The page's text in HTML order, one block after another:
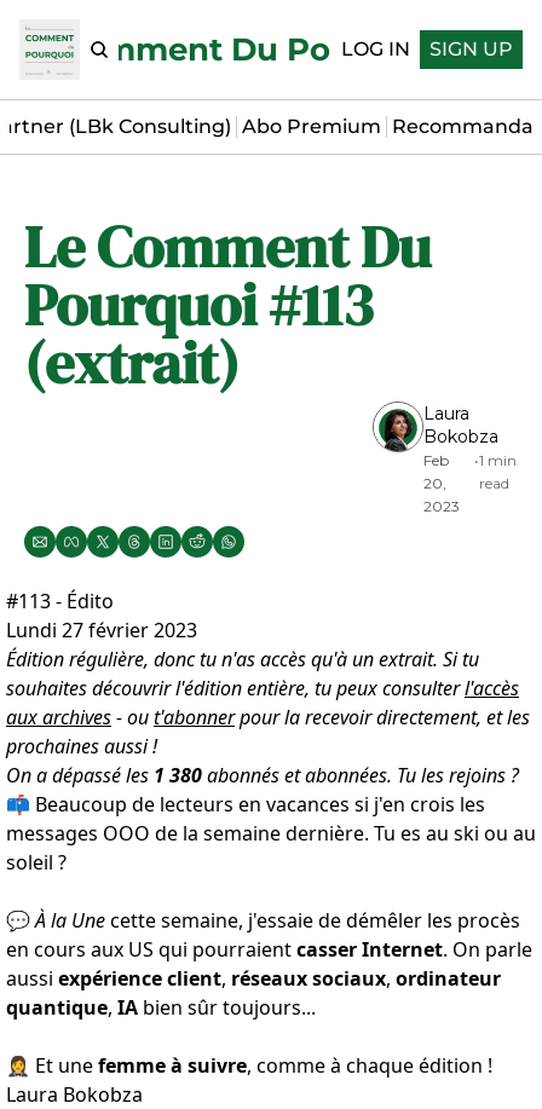
Le Comment Du Pourquoi
LOG IN SIGN UP
(LBk Consulting) Abo Premium
Le Comment Du
Pourquoi #113
(extrait)
Laura
Bokobza
Feb
20,
2023
•1 min
read
#113 - Édito
Lundi 27 février 2023
Édition régulière, donc tu n'as accès qu'à un extrait. Si tu
souhaites découvrir l'édition entière, tu peux consulterl'accès
aux archives- out'abonnerpour la recevoir directement, et les
prochaines aussi !
On a dépassé les 1 380abonnés et abonnées. Tu les rejoins ?
📫 Beaucoup de lecteurs en vacances si j'en crois les
messages OOO de la semaine dernière. Tu es au ski ou au
soleil ?
💬À la Unecette semaine, j'essaie de démêler les procès
en cours aux US qui pourraientcasser Internet. On parle
aussi expérience client, réseaux sociaux, ordinateur
quantique, IA bien sûr toujours...
🤵‍♀️ Et unefemme à suivre, comme à chaque édition !
Laura Bokobza